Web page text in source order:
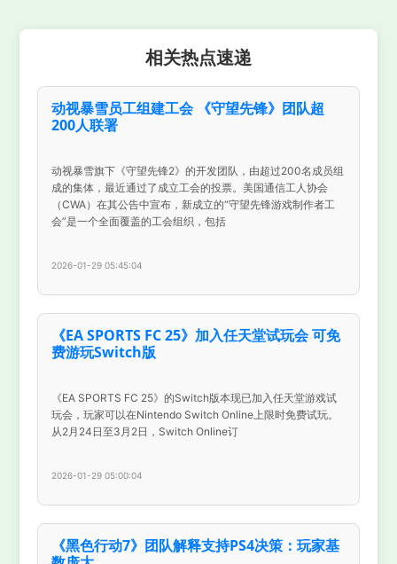
相关热点速递
动视暴雪员工组建工会 《守望先锋》团队超
200人联署
动视暴雪旗下《守望先锋2》的开发团队，由超过200名成员组
成的集体，最近通过了成立工会的投票。美国通信工人协会
（CWA）在其公告中宣布，新成立的“守望先锋游戏制作者工
会”是一个全面覆盖的工会组织，包括
2026-01-29 05:45:04
《EA SPORTS FC 25》加入任天堂试玩会 可免
费游玩Switch版
《EA SPORTS FC 25》的Switch版本现已加入任天堂游戏试
玩会，玩家可以在Nintendo Switch Online上限时免费试玩。
从2月24日至3月2日，Switch Online订
2026-01-29 05:00:04
《黑色行动7》团队解释支持PS4决策：玩家基